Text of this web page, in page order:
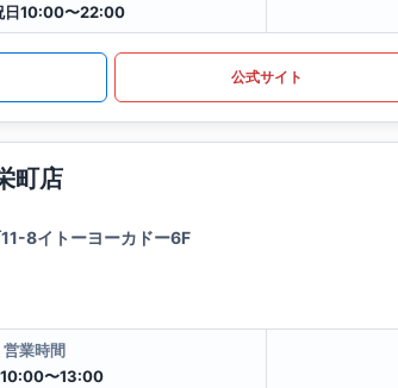
日10:00〜22:00
公式サイト
町店
8イトーヨーカドー6F
営業時間
〜13:00